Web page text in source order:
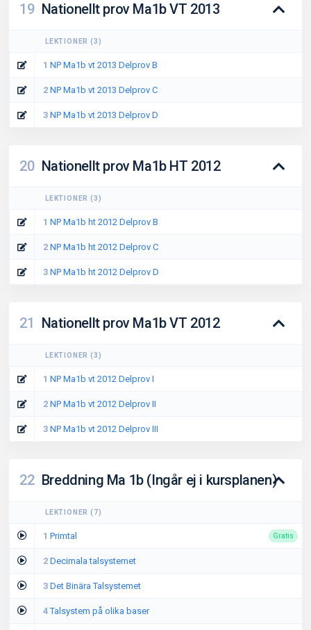
19 Nationellt prov Ma1b VT 2013
LEKTIONER (3)
1 NP Ma1b vt 2013 Delprov B
2 NP Ma1b vt 2013 Delprov C
3 NP Ma1b vt 2013 Delprov D
20 Nationellt prov Ma1b HT 2012
LEKTIONER (3)
1 NP Ma1b ht 2012 Delprov B
2 NP Ma1b ht 2012 Delprov C
3 NP Ma1b ht 2012 Delprov D
21 Nationellt prov Ma1b VT 2012
LEKTIONER (3)
1 NP Ma1b vt 2012 Delprov I
2 NP Ma1b vt 2012 Delprov II
3 NP Ma1b vt 2012 Delprov III
22 Breddning Ma 1b (Ingår ej i kursplanen)
LEKTIONER (7)
1 Primtal Gratis
2 Decimala talsystemet
3 Det Binära Talsystemet
4Talsystem på olika baser